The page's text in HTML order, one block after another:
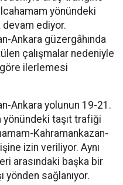
yönündeki
devam ediyor.
Ankara güzergâhında
çalışmalar nedeniyle
ilerlemesi
Ankara yolunun 19-21.
yönündeki taşıt trafiği
Kahramankazan-
izin veriliyor. Aynı
arasındaki başka bir
yönden sağlanıyor.